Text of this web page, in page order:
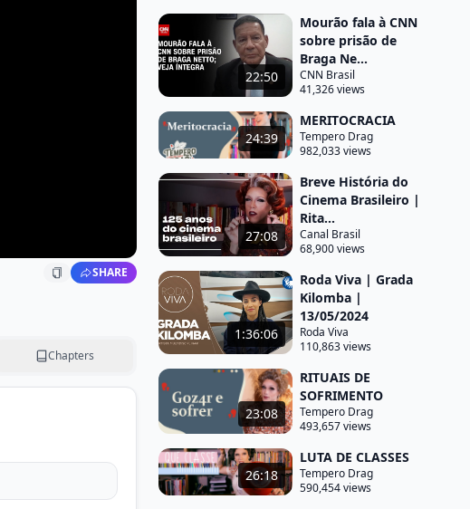
SHARE
Chapters
22:50
Mourão fala à CNN
sobre prisão de
Braga Ne...
CNN Brasil
41,326 views
24:39
MERITOCRACIA
Tempero Drag
982,033 views
27:08
Breve História do
Cinema Brasileiro |
Rita...
Canal Brasil
68,900 views
1:36:06
Roda Viva | Grada
Kilomba |
13/05/2024
Roda Viva
110,863 views
23:08
RITUAIS DE
SOFRIMENTO
Tempero Drag
493,657 views
26:18
LUTA DE CLASSES
Tempero Drag
590,454 views